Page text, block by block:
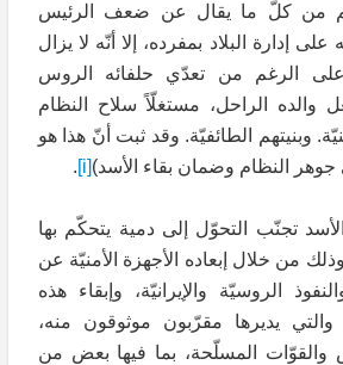
من كلّ ما يقال عن ضعف الرئيس
إدارة البلاد بمفرده، إلا أنّه لا يزال
الرغم من تعدّي حلفائه الروس
والده الراحل، مستغلّاً سلاح النظام
وبنيتهم الطائفيّة. وقد ثبت أنّ هذا هو
جوهر النظام وضمان بقاء الأسد)[i]
.
تجنّب التحوّل إلى دمية يتحكّم بها
من خلال إبعاده الأجهزة الأمنيّة عن
الروسيّة والإيرانيّة، وإبقاء هذه
والتي يديرها مقرّبون موثوقون منه،
المسلّحة، بما فيها بعض من